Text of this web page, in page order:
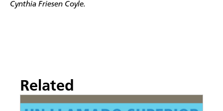
Cynthia Friesen Coyle.
Related